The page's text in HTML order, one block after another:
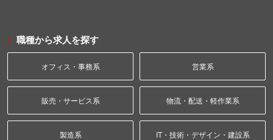
職種から求人を探す
オフィス・事務系 営業系
販売・サービス系 物流・配送・軽作業系
製造系 IT・技術・デザイン・建設系